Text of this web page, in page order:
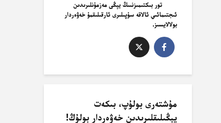
تور بىكتىمىزنىىڭ يېڭى مەزمۇنلىرىدىن
ئىجتىمائىي ئالاقە سۇپىلىرى ئارقىلىقمۇ خەۋەردار
بولالايسىز.
مۇشتەرى بولۇپ، بىكەت
يېڭىلىقلىرىدىن خەۋەردار بولۇڭ!